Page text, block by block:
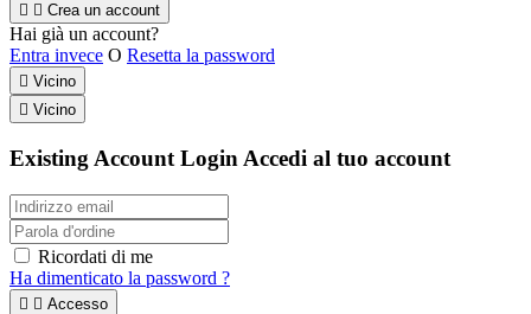
  Crea un account
Hai già un account?
Entra invece O Resetta la password
 Vicino
 Vicino
Existing Account Login Accedi al tuo account
Ricordati di me
Ha dimenticato la password ?
  Accesso